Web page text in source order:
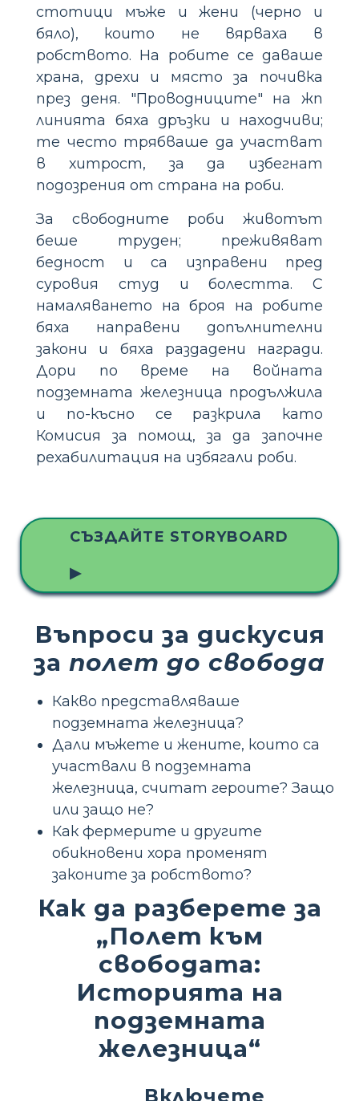
стотици мъже и жени (черно и
бяло), които не вярваха в
робството. На робите се даваше
храна, дрехи и място за почивка
през деня. "Проводниците" на жп
линията бяха дръзки и находчиви;
те често трябваше да участват
в хитрост, за да избегнат
подозрения от страна на роби.
За свободните роби животът
беше труден; преживяват
бедност и са изправени пред
суровия студ и болестта. С
намаляването на броя на робите
бяха направени допълнителни
закони и бяха раздадени награди.
Дори по време на войната
подземната железница продължила
и по-късно се разкрила като
Комисия за помощ, за да започне
рехабилитация на избягали роби.
СЪЗДАЙТЕ STORYBOARD
▶
Въпроси за дискусия
за полет до свобода
Какво представляваше
подземната железница?
Дали мъжете и жените, които са
участвали в подземната
железница, считат героите? Защо
или защо не?
Как фермерите и другите
обикновени хора променят
законите за робството?
Как да разберете за
„Полет към
свободата:
Историята на
подземната
железница“
Включете